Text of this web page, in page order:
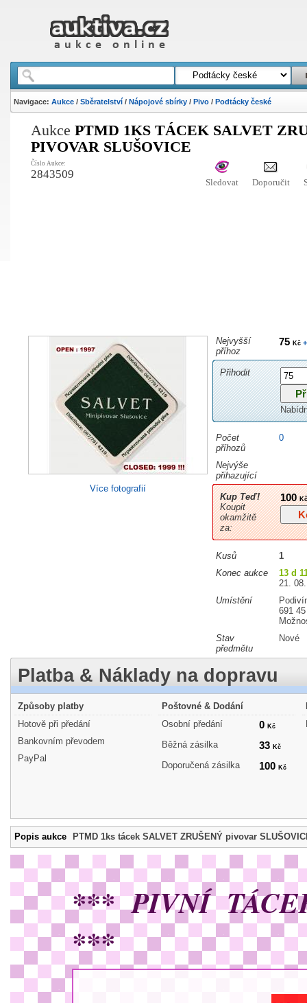
Navigace: Aukce/ Sběratelství/ Nápojové sbírky/ Pivo/ Podtácky české
Aukce PTMD 1KS TÁCEK SALVET
PIVOVAR SLUŠOVICE
Číslo Aukce:
2843509
Sledovat Doporučit
Více fotografií
Nejvyšší
příhoz
75 Kč+
Přihodit
Počet
příhozů
0
Nejvýše
přihazující
Kup Teď!
Koupit
okamžitě
za:
100
Kusů
1
Konec aukce
13 d
21.
Umístění
691 45
Stav
předmětu
Nové
Platba & Náklady na dopravu
Způsoby platby
Hotově při předání
Bankovním převodem
PayPal
Poštovné & Dodání
Osobní předání
0 Kč
Běžná zásilka 33 Kč
Doporučená zásilka 100 Kč
Popis aukce PTMD 1ks tácek SALVET ZRUŠENÝ pivovar
*** PIVNÍ
***